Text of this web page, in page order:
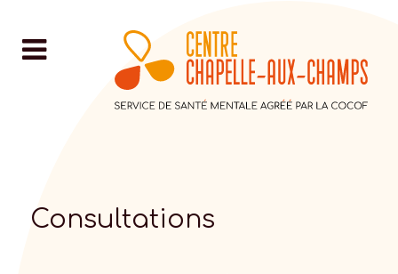
Consultations